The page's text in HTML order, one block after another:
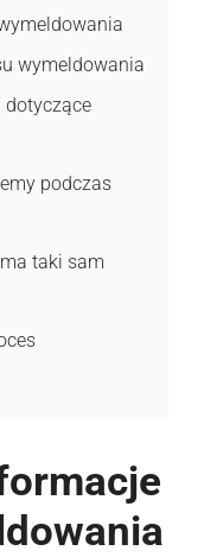
wymeldowania
dotyczące
podczas
taki sam